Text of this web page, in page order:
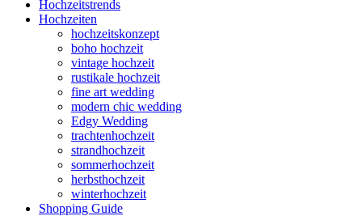
Hochzeitstrends
Hochzeiten
hochzeitskonzept
boho hochzeit
vintage hochzeit
rustikale hochzeit
fine art wedding
modern chic wedding
Edgy Wedding
trachtenhochzeit
strandhochzeit
sommerhochzeit
herbsthochzeit
winterhochzeit
Shopping Guide